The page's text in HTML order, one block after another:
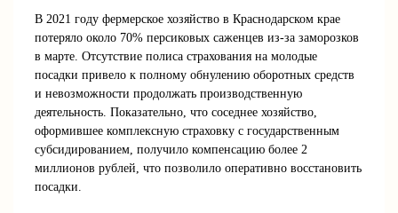
В 2021 году фермерское хозяйство в Краснодарском крае
потеряло около 70% персиковых саженцев из-за заморозков
в марте. Отсутствие полиса страхования на молодые
посадки привело к полному обнулению оборотных средств
и невозможности продолжать производственную
деятельность. Показательно, что соседнее хозяйство,
оформившее комплексную страховку с государственным
субсидированием, получило компенсацию более 2
миллионов рублей, что позволило оперативно восстановить
посадки.